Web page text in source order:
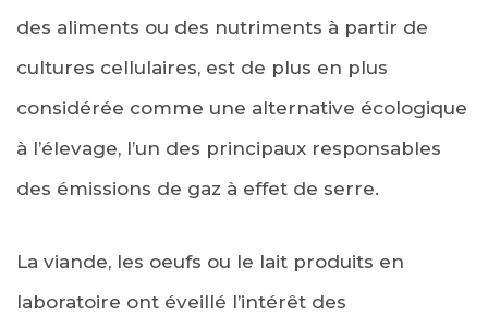
des aliments ou des nutriments à partir de
cultures cellulaires, est de plus en plus
considérée comme une alternative écologique
à l’élevage, l’un des principaux responsables
des émissions de gaz à effet de serre.
La viande, les oeufs ou le lait produits en
laboratoire ont éveillé l’intérêt des